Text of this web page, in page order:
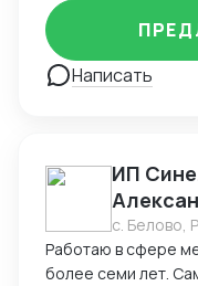
Написать
ИП
с. Белово,
Работаю в сфере
более семи лет.